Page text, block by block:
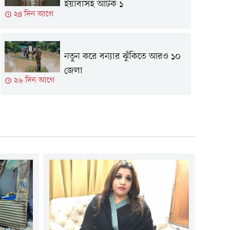
২৪ দিন আগে
ইয়াবাসহ আটক ১
২৬ দিন আগে
নতুন করে বন্যার ঝুঁকিতে আরও ১০
জেলা